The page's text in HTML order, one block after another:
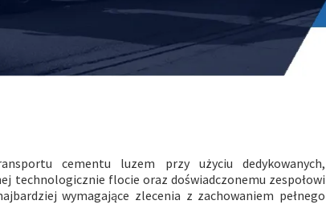
cementu luzem przy użyciu dedykowanych,
technologicznie flocie oraz doświadczonemu zespołowi
wymagające zlecenia z zachowaniem pełnego